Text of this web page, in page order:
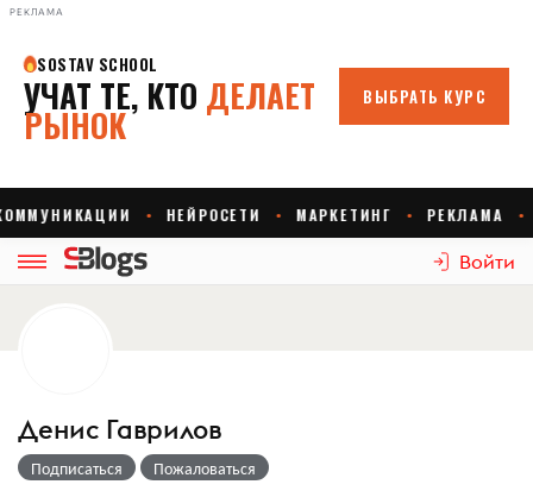
РЕКЛАМА
Войти
Денис Гаврилов
Подписаться Пожаловаться